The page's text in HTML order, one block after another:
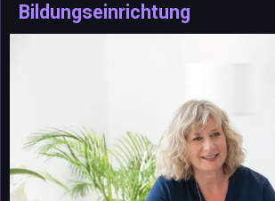
Bildungseinrichtung